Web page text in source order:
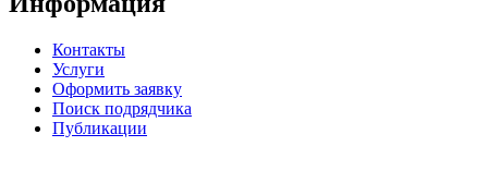
Контакты
Услуги
Оформить заявку
Поиск подрядчика
Публикации